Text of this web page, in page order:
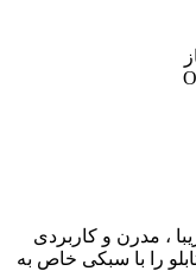
، مدرن و کاربردی
را با سبکی خاص به